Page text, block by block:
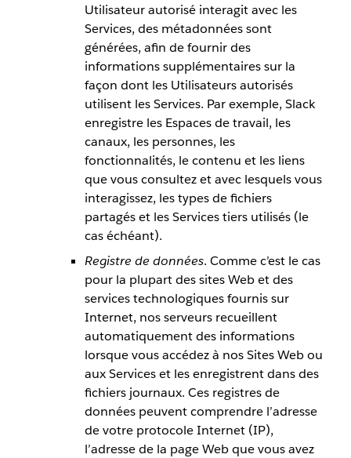
Utilisateur autorisé interagit avec les
Services, des métadonnées sont
générées, afin de fournir des
informations supplémentaires sur la
façon dont les Utilisateurs autorisés
utilisent les Services. Par exemple, Slack
enregistre les Espaces de travail, les
canaux, les personnes, les
fonctionnalités, le contenu et les liens
que vous consultez et avec lesquels vous
interagissez, les types de fichiers
partagés et les Services tiers utilisés (le
cas échéant).
Registre de données. Comme c’est le cas
pour la plupart des sites Web et des
services technologiques fournis sur
Internet, nos serveurs recueillent
automatiquement des informations
lorsque vous accédez à nos Sites Web ou
aux Services et les enregistrent dans des
fichiers journaux. Ces registres de
données peuvent comprendre l’adresse
de votre protocole Internet (IP),
l’adresse de la page Web que vous avez